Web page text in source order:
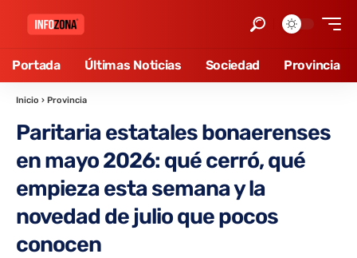
Portada Últimas Noticias Sociedad Provincia
Inicio › Provincia
Paritaria estatales bonaerenses
en mayo 2026: qué cerró, qué
empieza esta semana y la
novedad de julio que pocos
conocen